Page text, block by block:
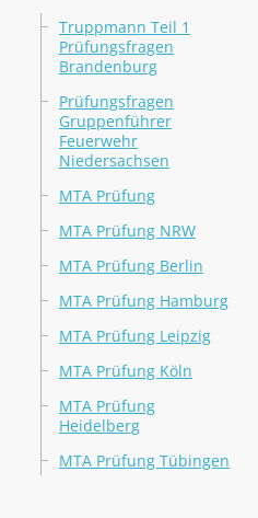
Truppmann Teil 1
Prüfungsfragen
Brandenburg
Prüfungsfragen
Gruppenführer
Feuerwehr
Niedersachsen
MTA Prüfung
MTA Prüfung NRW
MTA Prüfung Berlin
MTA Prüfung Hamburg
MTA Prüfung Leipzig
MTA Prüfung Köln
MTA Prüfung
Heidelberg
MTA Prüfung Tübingen